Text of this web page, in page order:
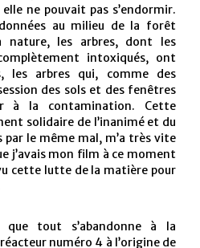
ne pouvait pas s’endormir.
au milieu de la forêt
nature, les arbres, dont les
intoxiqués, ont
les arbres qui, comme des
des sols et des fenêtres
à la contamination. Cette
solidaire de l’inanimé et du
le même mal, m’a très vite
j’avais mon film à ce moment
cette lutte de la matière pour
tout s’abandonne à la
numéro 4 à l’origine de